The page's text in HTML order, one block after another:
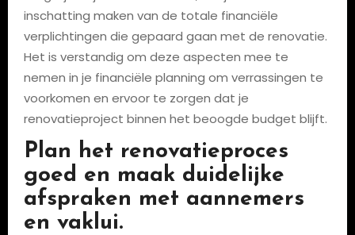
inschatting maken van de totale financiële
verplichtingen die gepaard gaan met de renovatie.
Het is verstandig om deze aspecten mee te
nemen in je financiële planning om verrassingen te
voorkomen en ervoor te zorgen dat je
renovatieproject binnen het beoogde budget blijft.
Plan het renovatieproces
goed en maak duidelijke
afspraken met aannemers
en vaklui.